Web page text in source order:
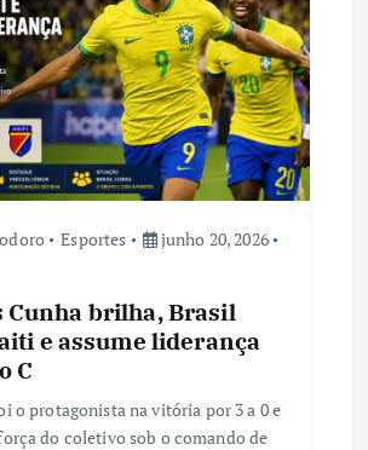
Esportes
junho 20, 2026
Cunha brilha, Brasil
e assume liderança
C
o protagonista na vitória por 3 a 0 e
do coletivo sob o comando de